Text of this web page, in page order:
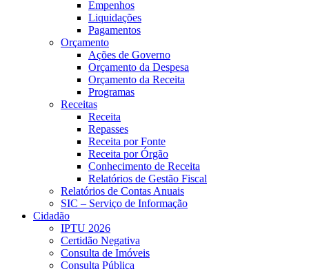
Empenhos
Liquidações
Pagamentos
Orçamento
Ações de Governo
Orçamento da Despesa
Orçamento da Receita
Programas
Receitas
Receita
Repasses
Receita por Fonte
Receita por Órgão
Conhecimento de Receita
Relatórios de Gestão Fiscal
Relatórios de Contas Anuais
SIC – Serviço de Informação
Cidadão
IPTU 2026
Certidão Negativa
Consulta de Imóveis
Consulta Pública